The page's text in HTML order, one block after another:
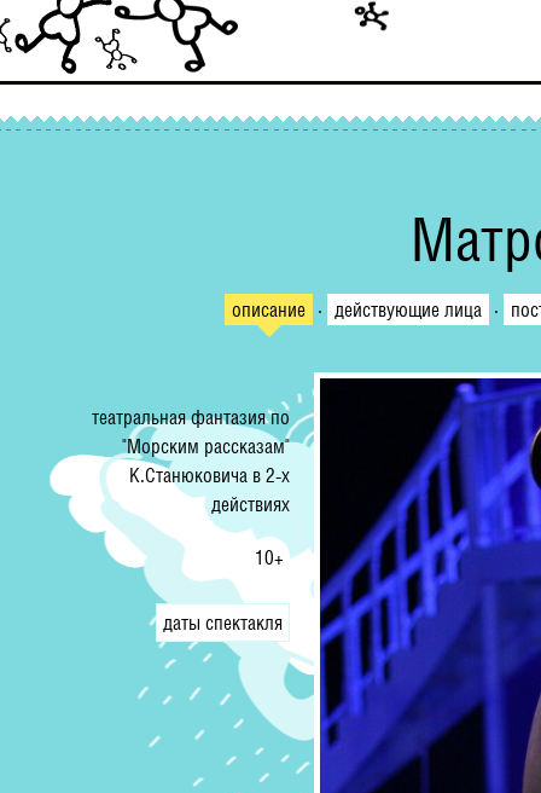
описание · действующие лица ·
театральная фантазия по
"Морским рассказам"
К.Станюковича в 2-х
действиях
10+
даты спектакля